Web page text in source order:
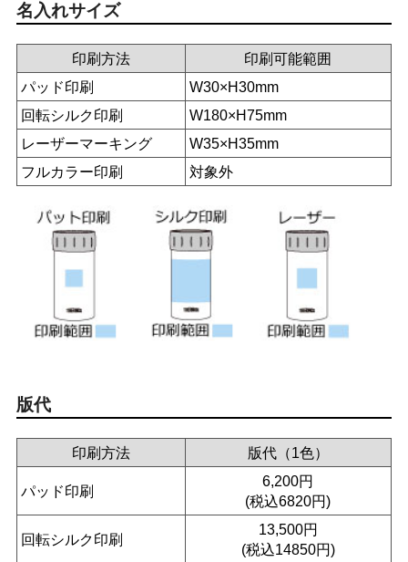
名入れサイズ
印刷方法
印刷可能範囲
パッド印刷
W30×H30mm
回転シルク印刷
W180×H75mm
レーザーマーキング
W35×H35mm
フルカラー印刷
対象外
版代
印刷方法 版代（1色）
パッド印刷
6,200円
(税込6820円)
回転シルク印刷
13,500円
(税込14850円)